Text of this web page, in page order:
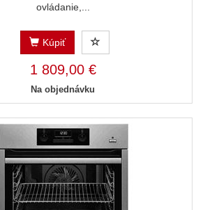
ovládanie,...
Kúpiť
1 809,00 €
Na objednávku